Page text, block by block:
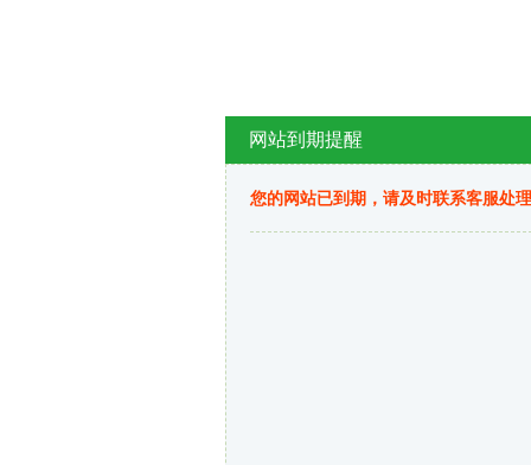
网站到期提醒
您的网站已到期，请及时联系客服处理